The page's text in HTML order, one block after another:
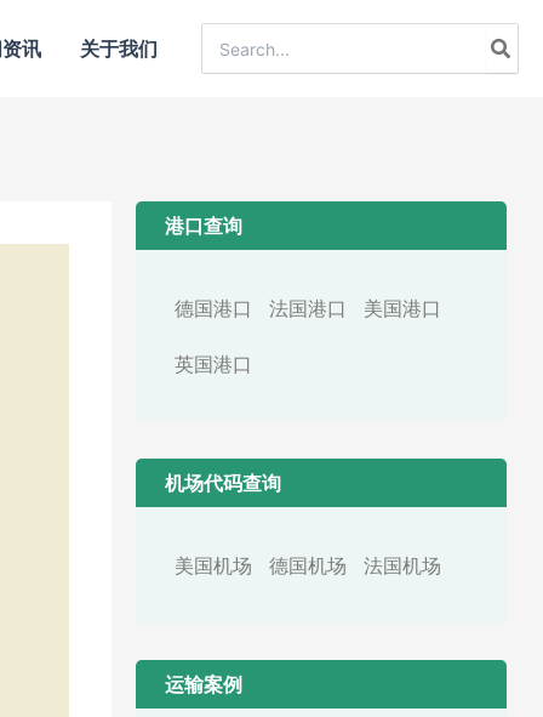
讯 关于我们
for:
港口查询
德国港口 法国港口 美国港口
英国港口
机场代码查询
美国机场 德国机场 法国机场
运输案例​